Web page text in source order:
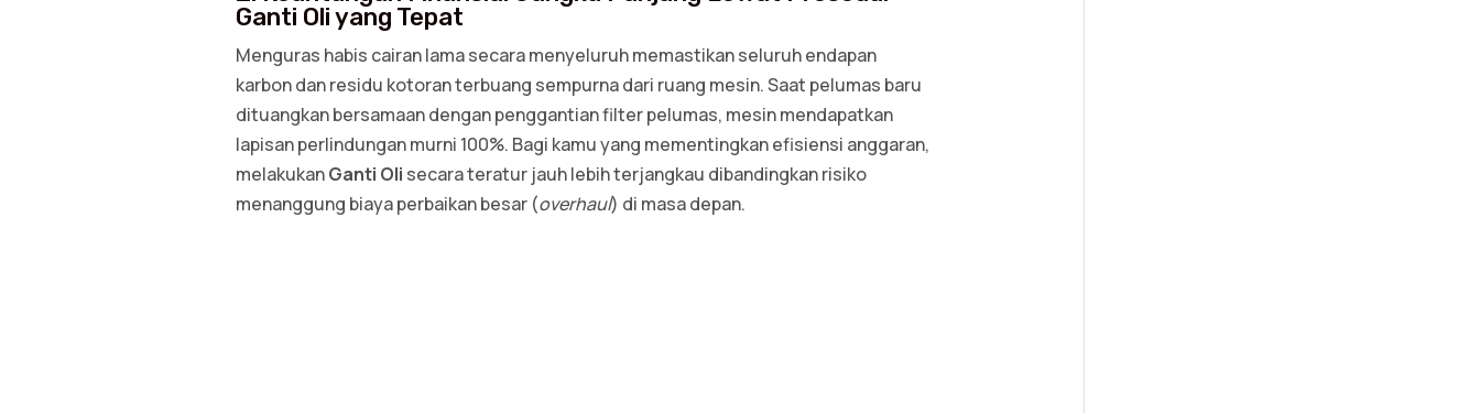
Ganti Oli yang Tepat
Menguras habis cairan lama secara menyeluruh memastikan seluruh endapan
karbon dan residu kotoran terbuang sempurna dari ruang mesin. Saat pelumas baru
dituangkan bersamaan dengan penggantian filter pelumas, mesin mendapatkan
lapisan perlindungan murni 100%. Bagi kamu yang mementingkan efisiensi anggaran,
melakukanGanti Oli secara teratur jauh lebih terjangkau dibandingkan risiko
menanggung biaya perbaikan besar (overhaul) di masa depan.